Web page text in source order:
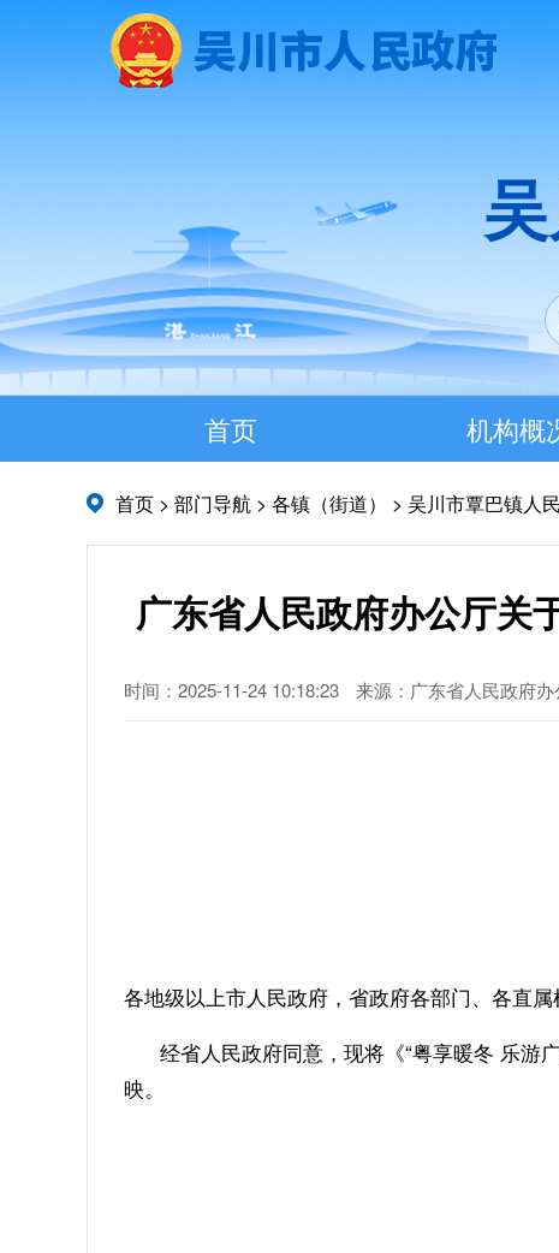
首页 机构概
首页 > 部门导航 > 各镇（街道） > 吴川市覃巴镇人
广东省人民政府办公厅关
时间：2025-11-24 10:18:23 来源：广东省人民政府办
各地级以上市人民政府，省政府各部门、各直属
经省人民政府同意，现将《“粤享暖冬 乐游
映。